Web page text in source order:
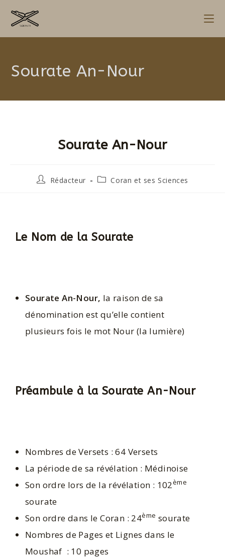
Sourate An-Nour
Sourate An-Nour
Rédacteur Coran et ses Sciences
Le Nom de la Sourate
Sourate An-Nour, la raison de sa
dénomination est qu’elle contient
plusieurs fois le mot Nour (la lumière)
Préambule à la Sourate An-Nour
Nombres de Versets : 64 Versets
La période de sa révélation : Médinoise
Son ordre lors de la révélation : 102ème
sourate
Son ordre dans le Coran : 24ème sourate
Nombres de Pages et Lignes dans le
Moushaf : 10 pages